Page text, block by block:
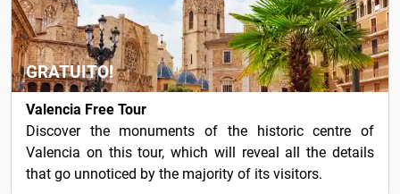
GRATUITO!
Valencia Free Tour
Discover the monuments of the historic centre of
Valencia on this tour, which will reveal all the details
that go unnoticed by the majority of its visitors.